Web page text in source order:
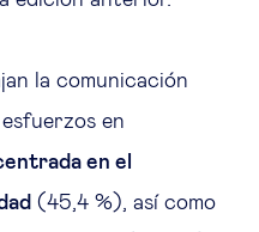
la comunicación
en
en el
(45,4 %), así como